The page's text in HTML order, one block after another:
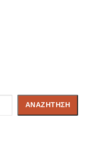
ΑΝΑΖΉΤΗΣΗ